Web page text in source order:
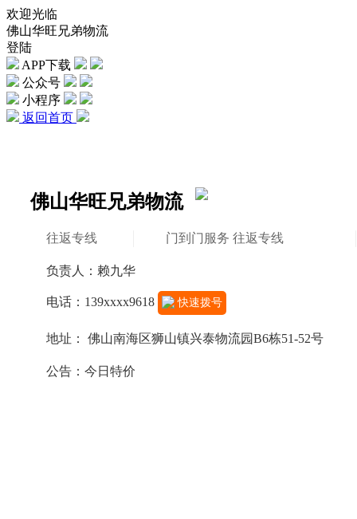
欢迎光临
佛山华旺兄弟物流
登陆
APP下载
公众号
小程序
返回首页
佛山华旺兄弟物流
往返专线 门到门服务 往返专线
负责人：赖九华
电话：139xxxx9618 快速拨号
地址： 佛山南海区狮山镇兴泰物流园B6栋51-52号
公告：今日特价